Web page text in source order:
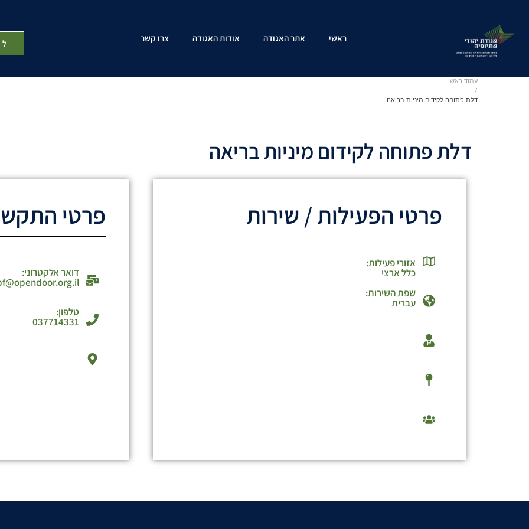
ראשי אתר האגודה אודות האגודה צרו קשר
עמוד ראשי
/
דלת פתוחה לקידום מיניות בריאה
דלת פתוחה לקידום מיניות בריאה
פרטי הפעילות / שירות
אזורי פעילות:
כלל ארצי
שפת השירות:
עברית
פרטי
דואר אלקטרוני:
טלפון:
037714331